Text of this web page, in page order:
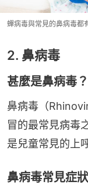
蟬病毒與常見的鼻病毒都
2. 鼻病毒
甚麼是鼻病毒？
鼻病毒（
冒的最常見病毒
是兒童常見的上
鼻病毒常見症狀